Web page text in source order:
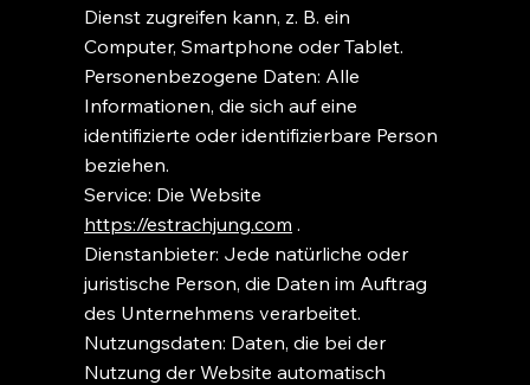
Dienst zugreifen kann, z. B. ein
Computer, Smartphone oder Tablet.
Personenbezogene Daten: Alle
Informationen, die sich auf eine
identifizierte oder identifizierbare Person
beziehen.
Service: Die Website
https://estrachjung.com .
Dienstanbieter: Jede natürliche oder
juristische Person, die Daten im Auftrag
des Unternehmens verarbeitet.
Nutzungsdaten: Daten, die bei der
Nutzung der Website automatisch